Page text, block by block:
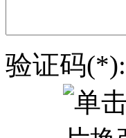
验证码(*):